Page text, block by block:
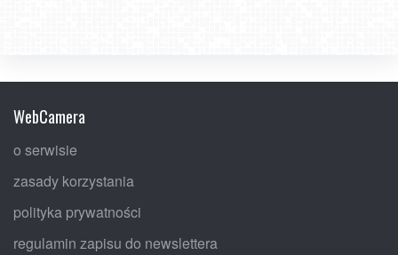
WebCamera
o serwisie
zasady korzystania
polityka prywatności
regulamin zapisu do newslettera